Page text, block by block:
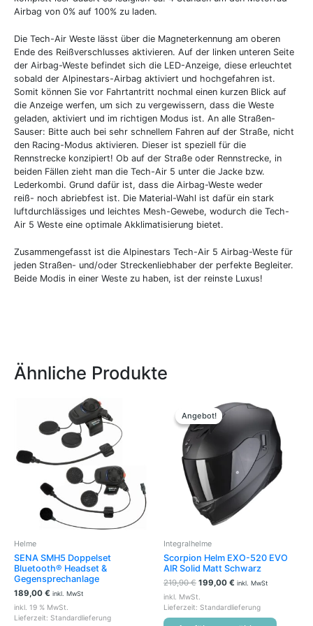
Airbag von 0% auf 100% zu laden.
Die Tech-Air Weste lässt über die Magneterkennung am oberen
Ende des Reißverschlusses aktivieren. Auf der linken unteren Seite
der Airbag-Weste befindet sich die LED-Anzeige, diese erleuchtet
sobald der Alpinestars-Airbag aktiviert und hochgefahren ist.
Somit können Sie vor Fahrtantritt nochmal einen kurzen Blick auf
die Anzeige werfen, um sich zu vergewissern, dass die Weste
geladen, aktiviert und im richtigen Modus ist. An alle Straßen-
Sauser: Bitte auch bei sehr schnellem Fahren auf der Straße, nicht
den Racing-Modus aktivieren. Dieser ist speziell für die
Rennstrecke konzipiert! Ob auf der Straße oder Rennstrecke, in
beiden Fällen zieht man die Tech-Air 5 unter die Jacke bzw.
Lederkombi. Grund dafür ist, dass die Airbag-Weste weder
reiß- noch abriebfest ist. Die Material-Wahl ist dafür ein stark
luftdurchlässiges und leichtes Mesh-Gewebe, wodurch die Tech-
Air 5 Weste eine optimale Akklimatisierung bietet.
Zusammengefasst ist die Alpinestars Tech-Air 5 Airbag-Weste für
jeden Straßen- und/oder Streckenliebhaber der perfekte Begleiter.
Beide Modis in einer Weste zu haben, ist der reinste Luxus!
Ähnliche Produkte
Helme
SENA SMH5 Doppelset
Bluetooth® Headset &
Gegensprechanlage
189,00 € inkl. MwSt
inkl. 19 % MwSt.
Lieferzeit: Standardlieferung
Angebot!
Angebot!
Integralhelme
Scorpion Helm EXO-520 EVO
AIR Solid Matt Schwarz
219,90€
Ursprünglicher
Preis
war:
219,90 €
199,00 €
Aktueller
Preis
ist:
199,00 €.
inkl. MwSt
inkl. MwSt.
Lieferzeit: Standardlieferung
weist
mehrere
auf.
gewählt